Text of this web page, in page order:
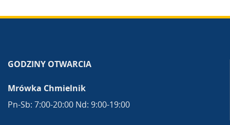
GODZINY OTWARCIA
Mrówka Chmielnik
Pn-Sb: 7:00-20:00 Nd: 9:00-19:00